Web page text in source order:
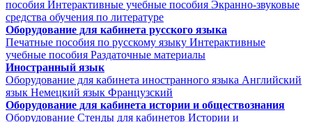
пособия Интерактивные учебные пособия Экранно-звуковые
средства обучения по литературе
Оборудование для кабинета русского языка
Печатные пособия по русскому языку Интерактивные
учебные пособия Раздаточные материалы
Иностранный язык
Оборудование для кабинета иностранного языка Английский
язык Немецкий язык Французский
Оборудование для кабинета истории и обществознания
Оборудование Стенды для кабинетов Истории и